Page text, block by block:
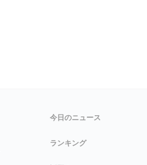
今日のニュース
ランキング